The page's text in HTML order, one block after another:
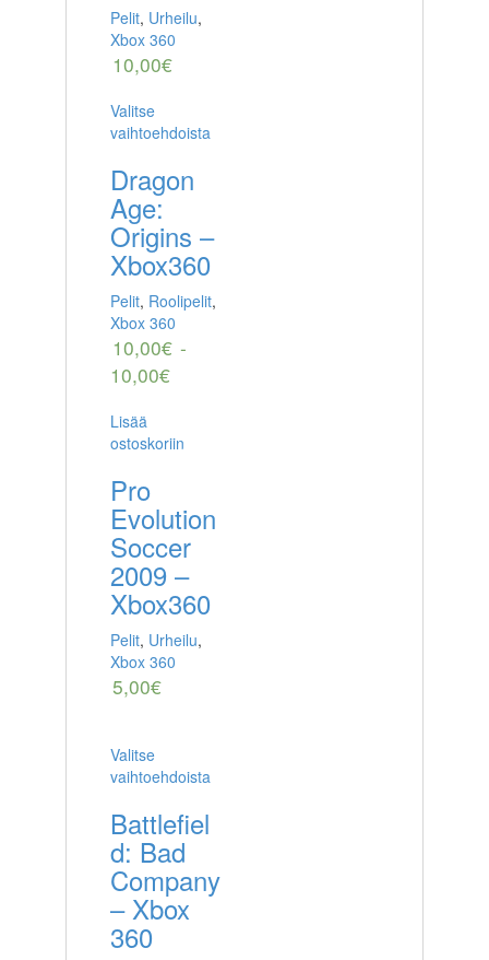
Pelit, Urheilu,
Xbox 360
10,00€
Valitse
vaihtoehdoista
Dragon
Age:
Origins –
Xbox360
Pelit, Roolipelit,
Xbox 360
10,00€ -
10,00€
Lisää
ostoskoriin
Pro
Evolution
Soccer
2009 –
Xbox360
Pelit, Urheilu,
Xbox 360
5,00€
Valitse
vaihtoehdoista
Battlefiel
d: Bad
Company
– Xbox
360